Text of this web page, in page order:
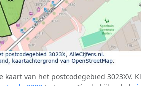
van het postcodegebied 3023XV.